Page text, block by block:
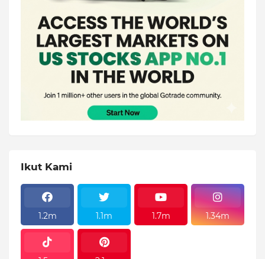
Ikut Kami
1.2m 1.1m 1.7m 1.34m